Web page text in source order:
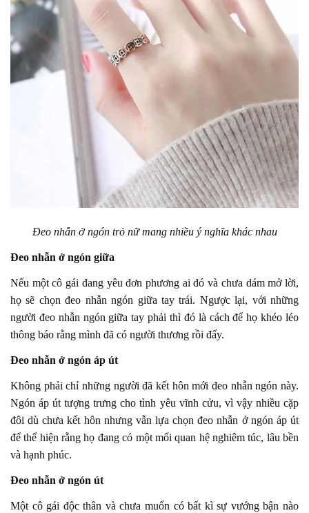
Đeo nhẫn ở ngón trỏ nữ mang nhiều ý nghĩa khác nhau
Đeo nhẫn ở ngón giữa
Nếu một cô gái đang yêu đơn phương ai đó và chưa dám mở lời,
họ sẽ chọn đeo nhẫn ngón giữa tay trái. Ngược lại, với những
người đeo nhẫn ngón giữa tay phải thì đó là cách để họ khéo léo
thông báo rằng mình đã có người thương rồi đấy.
Đeo nhẫn ở ngón áp út
Không phải chỉ những người đã kết hôn mới đeo nhẫn ngón này.
Ngón áp út tượng trưng cho tình yêu vĩnh cửu, vì vậy nhiều cặp
đôi dù chưa kết hôn nhưng vẫn lựa chọn đeo nhẫn ở ngón áp út
để thể hiện rằng họ đang có một mối quan hệ nghiêm túc, lâu bền
và hạnh phúc.
Đeo nhẫn ở ngón út
Một cô gái độc thân và chưa muốn có bất kì sự vướng bận nào